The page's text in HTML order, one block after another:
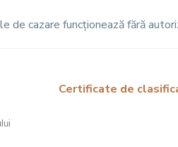
de cazare funcționează fără
Certificate de